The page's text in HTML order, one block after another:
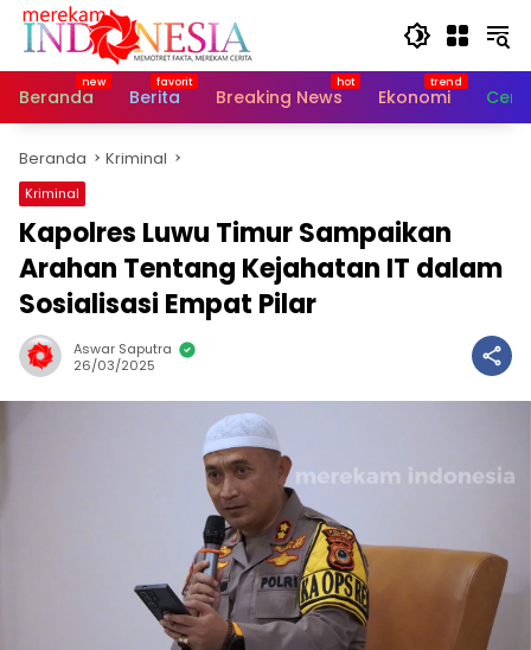
Langsung
Beranda
Berita Breaking News Ekonomi
Beranda Kriminal
Kriminal
Kapolres Luwu Timur Sampaikan
Arahan Tentang Kejahatan IT dalam
Sosialisasi Empat Pilar
Aswar Saputra
26/03/2025